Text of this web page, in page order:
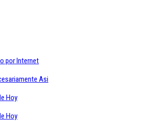
por Internet
Asi
Hoy
Hoy